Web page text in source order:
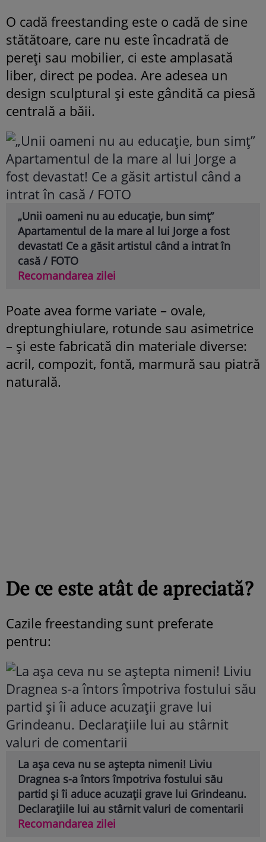
O cadă freestanding este o cadă de sine
stătătoare, care nu este încadrată de
pereți sau mobilier, ci este amplasată
liber, direct pe podea. Are adesea un
design sculptural și este gândită ca piesă
centrală a băii.
„Unii oameni nu au educație, bun simț”
Apartamentul de la mare al lui Jorge a fost
devastat! Ce a găsit artistul când a intrat în
casă / FOTO
Recomandarea zilei
Poate avea forme variate – ovale,
dreptunghiulare, rotunde sau asimetrice
– și este fabricată din materiale diverse:
acril, compozit, fontă, marmură sau piatră
naturală.
De ce este atât de apreciată?
Cazile freestanding sunt preferate
pentru:
La așa ceva nu se aștepta nimeni! Liviu
Dragnea s-a întors împotriva fostului său
partid și îi aduce acuzații grave lui Grindeanu.
Declarațiile lui au stârnit valuri de comentarii
Recomandarea zilei